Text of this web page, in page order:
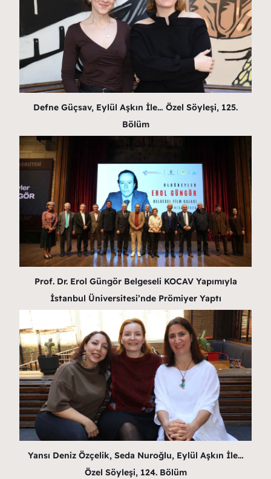
Defne Güçsav, Eylül Aşkın İle… Özel Söyleşi, 125.
Bölüm
Prof. Dr. Erol Güngör Belgeseli KOCAV Yapımıyla
İstanbul Üniversitesi’nde Prömiyer Yaptı
Yansı Deniz Özçelik, Seda Nuroğlu, Eylül Aşkın İle…
Özel Söyleşi, 124. Bölüm